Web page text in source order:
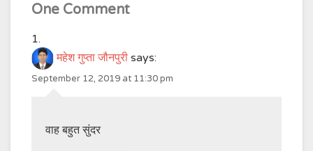
One Comment
महेश गुप्ता जौनपुरी says:
September 12, 2019 at 11:30 pm
वाह बहुत सुंदर